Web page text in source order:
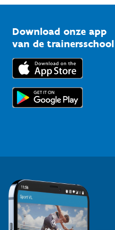
Bedrijven
Trainers en begeleiders
Topsporters
Vlaamse Trainersschool
Kennisplatform
Downloads
Voor de pers
Download onze app
van de trainersschool